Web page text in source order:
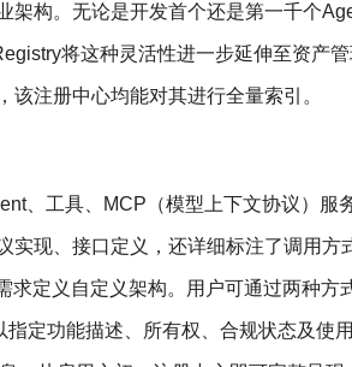
架构。无论是开发首个还是第一千个
将这种灵活性进一步延伸至资产
注册中心均能对其进行全量索引。
、工具、MCP（模型上下文协议）服
实现、接口定义，还详细标注了调用方
定义自定义架构。用户可通过两种方
定功能描述、所有权、合规状态及使